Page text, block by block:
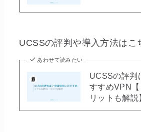
UCSSの評判や導入方法はこ
あわせて読みたい
UCSSの評判
すすめVPN
リットも解説